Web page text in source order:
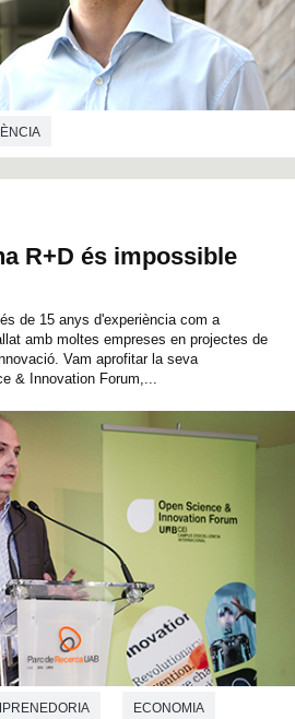
R+D és impossible
de 15 anys d'experiència com a
amb moltes empreses en projectes de
Vam aprofitar la seva
& Innovation Forum,...
ECONOMIA